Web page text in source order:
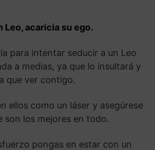
Leo, acaricia su ego.
para intentar seducir a un Leo
a medias, ya que lo insultará y
que ver contigo.
ellos como un láser y asegúrese
son los mejores en todo.
pongas en estar con un